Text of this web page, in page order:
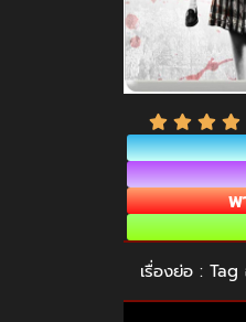
พ
เรื่องย่อ : Tag